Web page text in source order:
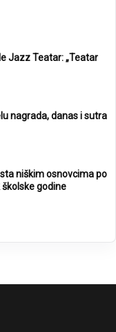
Jazz Teatar: „Teatar
nagrada, danas i sutra
niškim osnovcima po
godine